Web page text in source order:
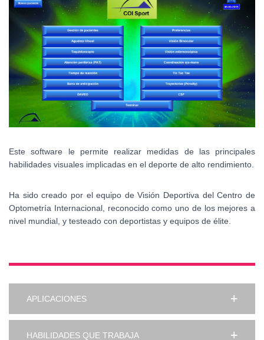
Este software le permite realizar medidas de las principales
habilidades visuales implicadas en el deporte de alto rendimiento.
Ha sido creado por el equipo de Visión Deportiva del Centro de
Optometría Internacional, reconocido como uno de los mejores a
nivel mundial, y testeado con deportistas y equipos de élite.
APLICACIONES
HABILIDADES QUE TRABAJA